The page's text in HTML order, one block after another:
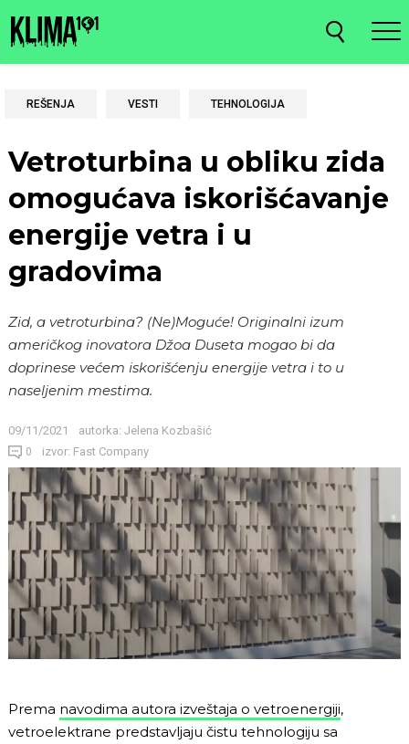
REŠENJA VESTI TEHNOLOGIJA
Vetroturbina u obliku zida
omogućava iskorišćavanje
energije vetra i u
gradovima
Zid, a vetroturbina? (Ne)Moguće! Originalni izum
američkog inovatora Džoa Duseta mogao bi da
doprinese većem iskorišćenju energije vetra i to u
naseljenim mestima.
09/11/2021 autorka: Jelena Kozbašić
0 izvor: Fast Company
Prema navodima autora izveštaja o vetroenergiji,
vetroelektrane predstavljaju čistu tehnologiju sa